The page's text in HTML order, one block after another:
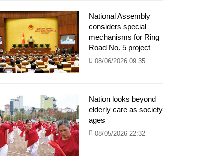
National Assembly
considers special
mechanisms for Ring
Road No. 5 project
08/06/2026 09:35
Nation looks beyond
elderly care as society
ages
08/05/2026 22:32